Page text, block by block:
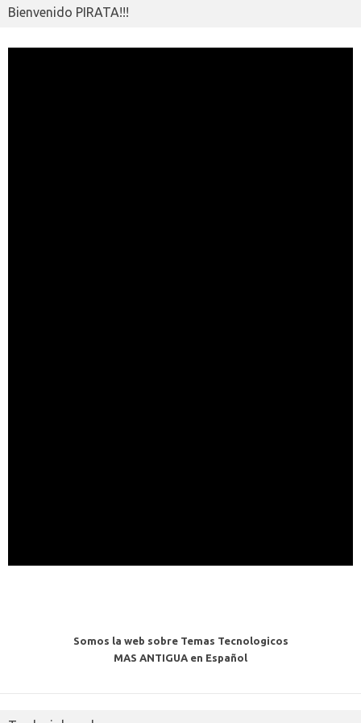
Bienvenido PIRATA!!!
Somos la web sobre Temas Tecnologicos
MAS ANTIGUA en Español